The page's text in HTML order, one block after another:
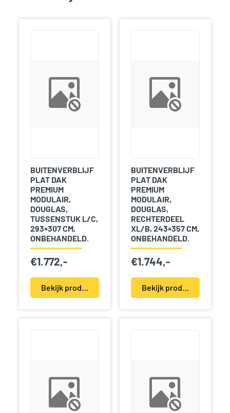
BUITENVERBLIJF
PLAT DAK
PREMIUM
MODULAIR,
DOUGLAS,
TUSSENSTUK L/C,
293×307 CM,
ONBEHANDELD.
€1.772,-
Bekijk product(en)
BUITENVERBLIJF
PLAT DAK
PREMIUM
MODULAIR,
DOUGLAS,
RECHTERDEEL
XL/B, 243×357 CM,
ONBEHANDELD.
€1.744,-
Bekijk product(en)